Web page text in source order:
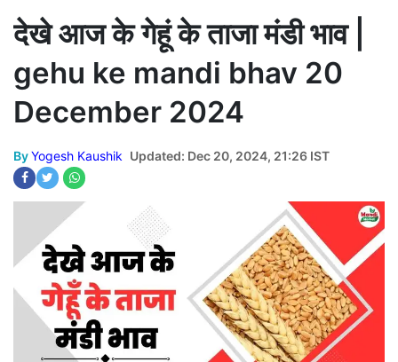
देखे आज के गेहूं के ताजा मंडी भाव |
gehu ke mandi bhav 20
December 2024
ByYogesh Kaushik Updated: Dec 20, 2024, 21:26 IST